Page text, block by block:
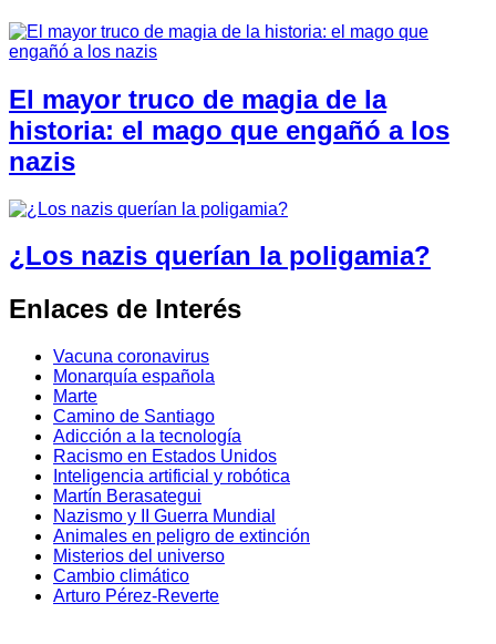
El mayor truco de magia de la
historia: el mago que engañó a los
nazis
¿Los nazis querían la poligamia?
Enlaces de Interés
Vacuna coronavirus
Monarquía española
Marte
Camino de Santiago
Adicción a la tecnología
Racismo en Estados Unidos
Inteligencia artificial y robótica
Martín Berasategui
Nazismo y II Guerra Mundial
Animales en peligro de extinción
Misterios del universo
Cambio climático
Arturo Pérez-Reverte